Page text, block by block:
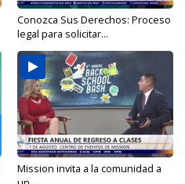
Conozca Sus Derechos: Proceso
legal para solicitar...
Mission invita a la comunidad a